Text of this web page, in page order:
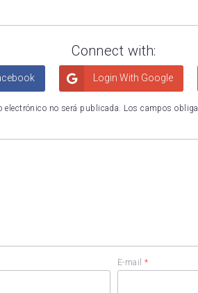
Connect with:
Login With Google
electrónico no será publicada. Los campos
E-mail*